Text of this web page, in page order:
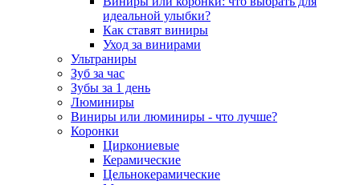
идеальной улыбки?
Как ставят виниры
Уход за винирами
Ультраниры
Зуб за час
Зубы за 1 день
Люминиры
Виниры или люминиры - что лучше?
Коронки
Циркониевые
Керамические
Цельнокерамические